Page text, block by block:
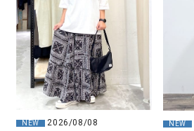
NEW 2026/08/08 NEW